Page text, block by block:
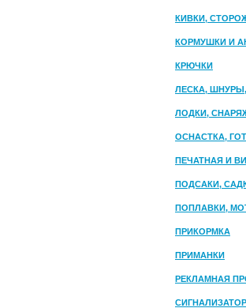
КИВКИ,
КОРМУШКИ И
ПРИКОРМКИ
КРЮЧКИ
ЛЕСКА,
МАТЕРИАЛЫ
ЛОДКИ,
ОСНАСТКА,
ПЕЧАТНАЯ И
ПОДСАКИ,
ПОПЛАВКИ,
ПРИКОРМКА
ПРИМАНКИ
РЕКЛАМНАЯ